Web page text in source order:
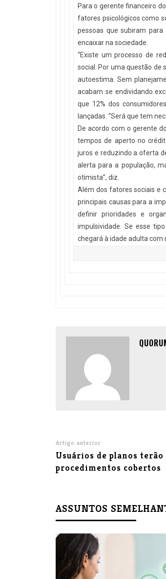
Para o gerente financeiro
fatores psicológicos como
pessoas que subiram
encaixar na sociedade.
“Existe um processo de
social. Por uma questão de
autoestima. Sem
acabam se endividando
que 12% dos
lançadas. “Será que tem
De acordo com o gerente
tempos de aperto no
juros e reduzindo a oferta
alerta para a população,
otimista”, diz.
Além dos fatores sociais e
principais causas para a
definir prioridades e
impulsividade. Se esse
chegará à idade adulta com
Artigo anterior
Usuários de planos terão
procedimentos cobertos
ASSUNTOS